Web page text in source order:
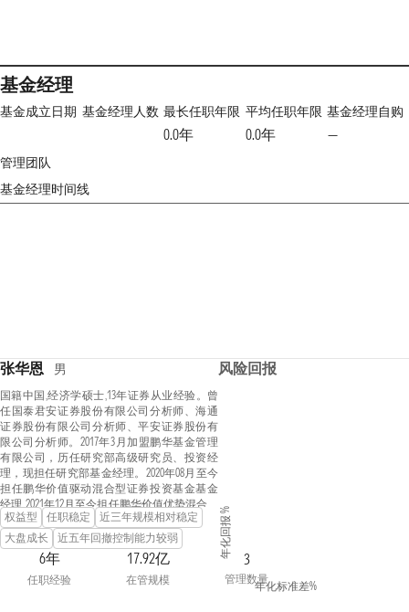
基金经理
基金成立日期 基金经理人数 最长任职年限
0.0年
平均任职年限
0.0年
基金经理自购
—
管理团队
基金经理时间线
张华恩 男
国籍中国,经济学硕士,13年证券从业经验。曾
任国泰君安证券股份有限公司分析师、海通
证券股份有限公司分析师、平安证券股份有
限公司分析师。2017年3月加盟鹏华基金管理
有限公司，历任研究部高级研究员、投资经
理，现担任研究部基金经理。2020年08月至今
担任鹏华价值驱动混合型证券投资基金基金
经理, 2021年12月至今担任鹏华价值优势混合型
证券投资基金（LOF）基金经理, 2024年05月至
今担任鹏华品质甄选混合型证券投资基金基
金经理,张华恩先生具备基金从业资格。
权益型 任职稳定
近三年规模相对稳定
大盘成长
近五年回撤控制能力较弱
6年
任职经验
17.92亿
在管规模
3
管理数量
风险回报
年化回报 %
年化标准差%